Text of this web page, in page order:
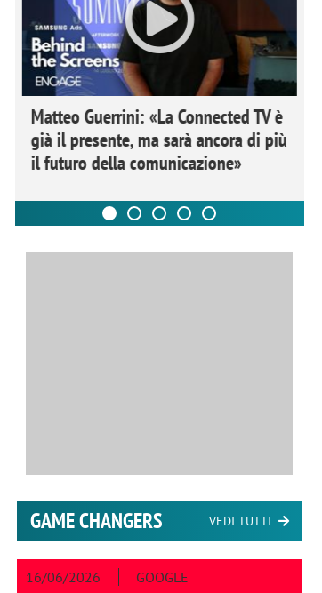
Matteo Guerrini: «La Connected TV è
già il presente, ma sarà ancora di più
il futuro della comunicazione»
GAME CHANGERS VEDI TUTTI
16/06/2026 GOOGLE